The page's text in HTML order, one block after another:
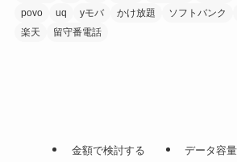
povo
uq yモバ かけ放題 ソフトバンク
楽天
留守番電話
金額で検討する
データ容